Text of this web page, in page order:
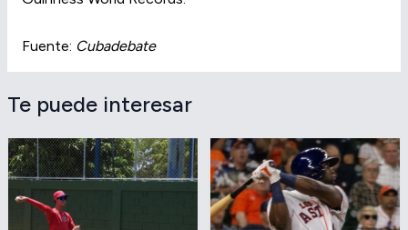
Fuente: Cubadebate
Te puede interesar